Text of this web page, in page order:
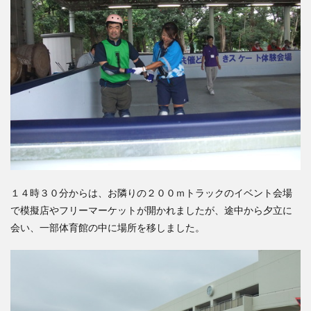
１４時３０分からは、お隣りの２００ｍトラックのイベント会場
で模擬店やフリーマーケットが開かれましたが、途中から夕立に
会い、一部体育館の中に場所を移しました。